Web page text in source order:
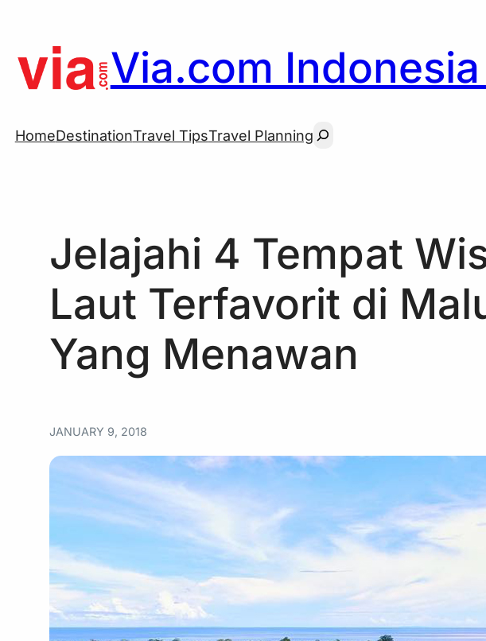
content
Via.com
HomeDestinationTravel TipsTravel PlanningSearch
Jelajahi 4 Tempat
Laut Terfavorit di
Yang Menawan
JANUARY 9, 2018